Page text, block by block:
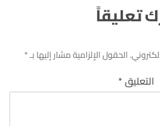
تعليقاً
الحقول الإلزامية مشار إليها بـ*
التعليق*